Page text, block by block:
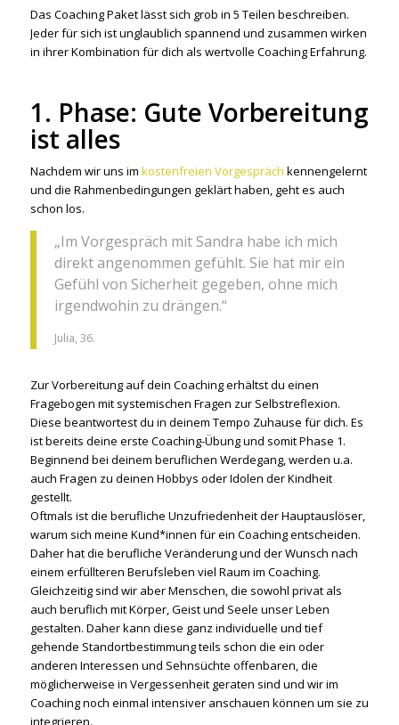
Das Coaching Paket lässt sich grob in 5 Teilen beschreiben.
Jeder für sich ist unglaublich spannend und zusammen wirken
in ihrer Kombination für dich als wertvolle Coaching Erfahrung.
1. Phase: Gute Vorbereitung
ist alles
Nachdem wir uns im kostenfreien Vorgespräch kennengelernt
und die Rahmenbedingungen geklärt haben, geht es auch
schon los.
„Im Vorgespräch mit Sandra habe ich mich
direkt angenommen gefühlt. Sie hat mir ein
Gefühl von Sicherheit gegeben, ohne mich
irgendwohin zu drängen.“
Julia, 36.
Zur Vorbereitung auf dein Coaching erhältst du einen
Fragebogen mit systemischen Fragen zur Selbstreflexion.
Diese beantwortest du in deinem Tempo Zuhause für dich. Es
ist bereits deine erste Coaching-Übung und somit Phase 1.
Beginnend bei deinem beruflichen Werdegang, werden u.a.
auch Fragen zu deinen Hobbys oder Idolen der Kindheit
gestellt.
Oftmals ist die berufliche Unzufriedenheit der Hauptauslöser,
warum sich meine Kund*innen für ein Coaching entscheiden.
Daher hat die berufliche Veränderung und der Wunsch nach
einem erfüllteren Berufsleben viel Raum im Coaching.
Gleichzeitig sind wir aber Menschen, die sowohl privat als
auch beruflich mit Körper, Geist und Seele unser Leben
gestalten. Daher kann diese ganz individuelle und tief
gehende Standortbestimmung teils schon die ein oder
anderen Interessen und Sehnsüchte offenbaren, die
möglicherweise in Vergessenheit geraten sind und wir im
Coaching noch einmal intensiver anschauen können um sie zu
integrieren.